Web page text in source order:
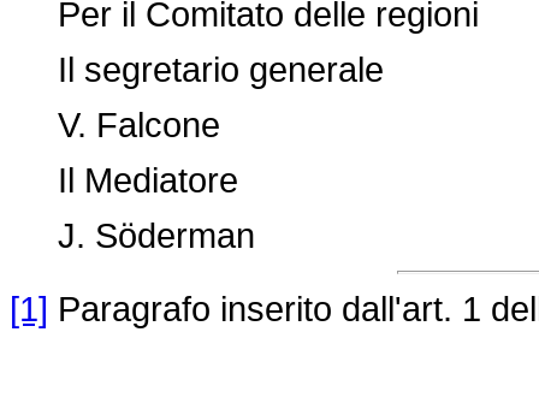
Per il Comitato delle regioni
Il segretario generale
V. Falcone
Il Mediatore
J. Söderman
[1] Paragrafo inserito dall'art. 1